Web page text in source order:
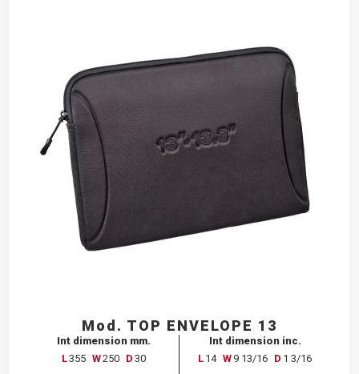
Mod. TOP ENVELOPE 13
Int dimension mm.
L355 W250 D 30
Int dimension inc.
L 14 W 9 13/16 D 1 3/16